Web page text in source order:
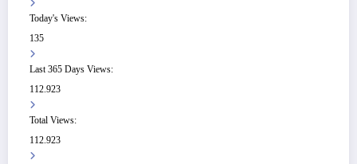
Today's Views:
135
Last 365 Days Views:
112.923
Total Views:
112.923